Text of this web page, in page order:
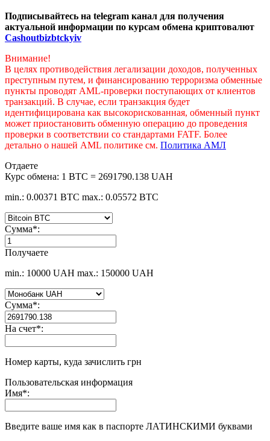
Подписывайтесь на telegram канал для получения
актуальной информации по курсам обмена криптовалют
Cashoutbizbtckyiv
Внимание!
В целях противодействия легализации доходов, полученных
преступным путем, и финансированию терроризма обменные
пункты проводят AML-проверки поступающих от клиентов
транзакций. В случае, если транзакция будет
идентифицирована как высокорискованная, обменный пункт
может приостановить обменную операцию до проведения
проверки в соответствии со стандартами FATF. Более
детально о нашей AML политике см. Политика АМЛ
Отдаете
Курс обмена: 1 BTC = 2691790.138 UAH
min.: 0.00371 BTC max.: 0.05572 BTC
Сумма*:
Получаете
min.: 10000 UAH max.: 150000 UAH
Сумма*:
На счет*:
Номер карты, куда зачислить грн
Пользовательская информация
Имя*:
Введите ваше имя как в паспорте ЛАТИНСКИМИ буквами